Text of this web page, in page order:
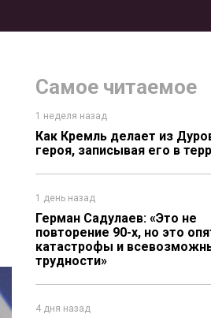
Самое читаемое
1 неделя назад
Как Кремль делает из
героя, записывая его в
1 день назад
Герман Садулаев: «Это не
повторение 90-х, но это
катастрофы и
трудности»
4 дня назад